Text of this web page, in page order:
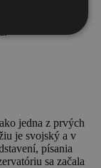
jedna z prvých
je svojský a v
písania
sa začala